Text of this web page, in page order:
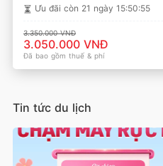
Ưu đãi còn 21 ngày 15:50:55
3.350.000 VNĐ
3.050.000 VNĐ
Đã bao gồm thuế & phí
Tin tức du lịch